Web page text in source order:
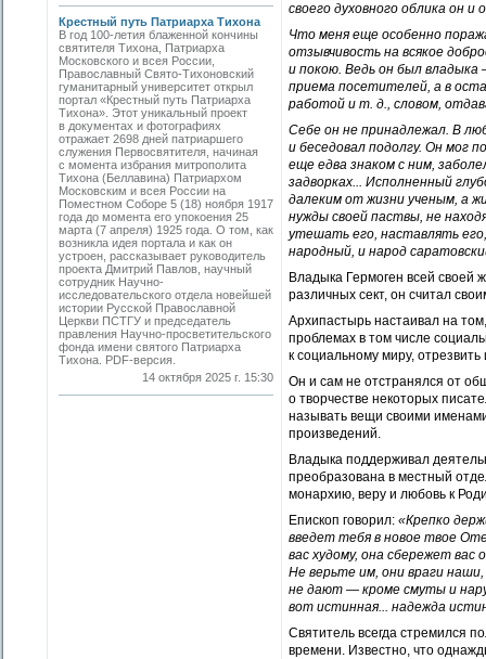
Крестный путь Патриарха Тихона
В год 100-летия блаженной кончины
святителя Тихона, Патриарха
Московского и всея России,
Православный Свято-Тихоновский
гуманитарный университет открыл
портал «Крестный путь Патриарха
Тихона». Этот уникальный проект
в документах и фотографиях
отражает 2698 дней патриаршего
служения Первосвятителя, начиная
с момента избрания митрополита
Тихона (Беллавина) Патриархом
Московским и всея России на
Поместном Соборе 5 (18) ноября 1917
года до момента его упокоения 25
марта (7 апреля) 1925 года. О том, как
возникла идея портала и как он
устроен, рассказывает руководитель
проекта Дмитрий Павлов, научный
сотрудник Научно-
исследовательского отдела новейшей
истории Русской Православной
Церкви ПСТГУ и председатель
правления Научно-просветительского
фонда имени святого Патриарха
Тихона. PDF-версия.
14 октября 2025 г. 15:30
своего духовного облика он
Что меня еще особенно
отзывчивость на всякое
и покою. Ведь он был владыка
приема посетителей, а в
работой и т. д., словом,
Себе он не принадлежал. В
и беседовал подолгу. Он мог
еще едва знаком с ним,
задворках... Исполненный
далеким от жизни ученым, а
нужды своей паствы, не
утешать его, наставлять
народный, и народ
Владыка Гермоген всей своей
различных сект, он считал
Архипастырь настаивал на
проблемах в том числе
к социальному миру,
Он и сам не отстранялся от
о творчестве некоторых
называть вещи своими
произведений.
Владыка поддерживал
преобразована в местный
монархию, веру и любовь к
Епископ говорил: «Крепко
введет тебя в новое твое
вас худому, она сбережет
Не верьте им, они враги
не дают — кроме смуты и
вот истинная... надежда
Святитель всегда стремился
времени. Известно, что